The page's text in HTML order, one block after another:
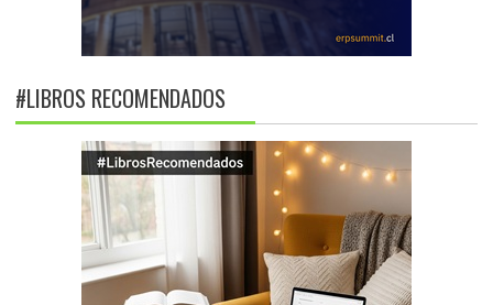
#LIBROS RECOMENDADOS